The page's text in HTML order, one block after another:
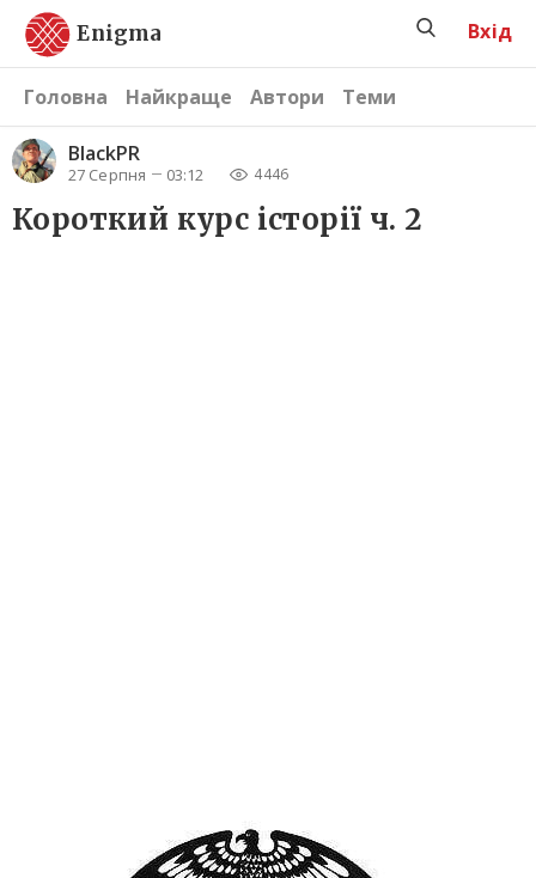
Enigma
Головна Найкраще Автори Теми
Вхід
BlackPR
27 Серпня 03:12 4446
Короткий курс історії ч. 2